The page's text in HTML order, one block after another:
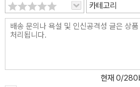
카테고리
현재 0/